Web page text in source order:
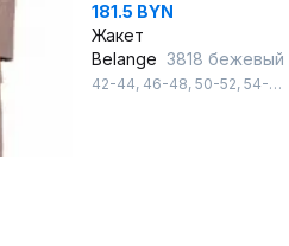
181.5 BYN
Жакет
Belange 3818 бежевый
42-44, 46-48, 50-52, 54-56